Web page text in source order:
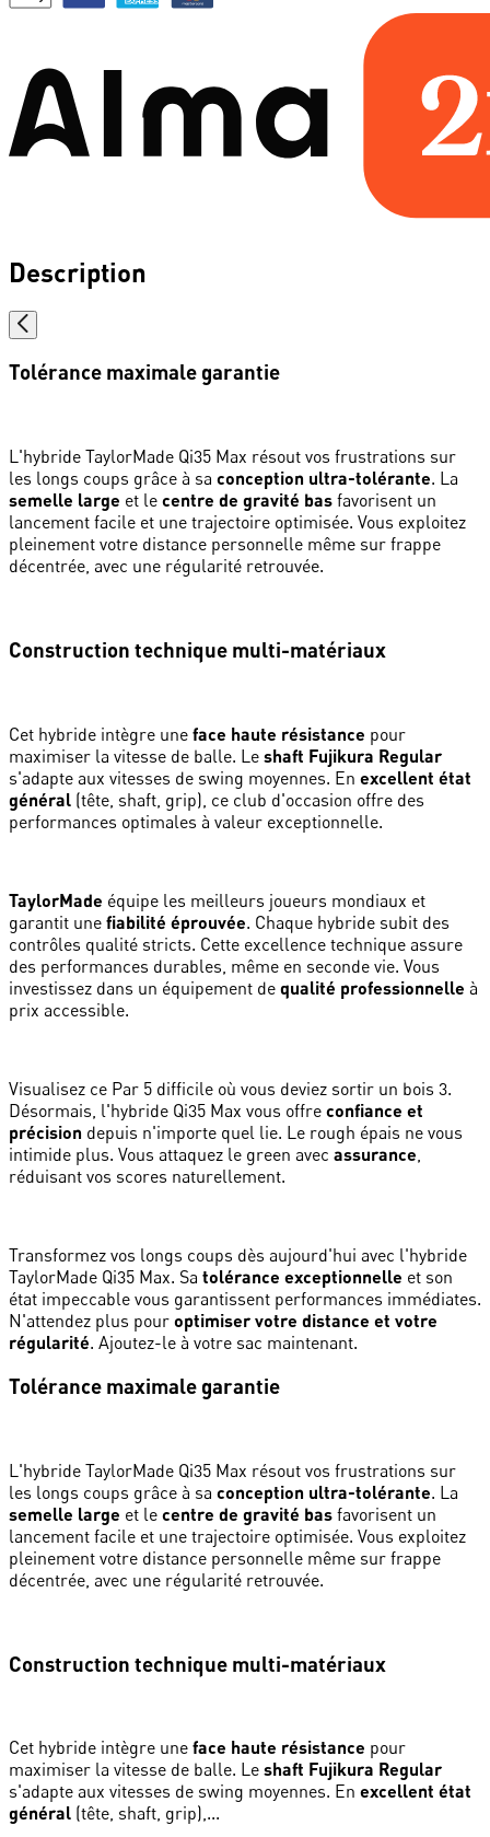
Description
Tolérance maximale garantie
L'hybride TaylorMade Qi35 Max résout vos frustrations sur
les longs coups grâce à sa conception ultra-tolérante. La
semelle large et le centre de gravité bas favorisent un
lancement facile et une trajectoire optimisée. Vous exploitez
pleinement votre distance personnelle même sur frappe
décentrée, avec une régularité retrouvée.
Construction technique multi-matériaux
Cet hybride intègre une face haute résistance pour
maximiser la vitesse de balle. Le shaft Fujikura Regular
s'adapte aux vitesses de swing moyennes. En excellent état
général (tête, shaft, grip), ce club d'occasion offre des
performances optimales à valeur exceptionnelle.
TaylorMade équipe les meilleurs joueurs mondiaux et
garantit une fiabilité éprouvée. Chaque hybride subit des
contrôles qualité stricts. Cette excellence technique assure
des performances durables, même en seconde vie. Vous
investissez dans un équipement de qualité professionnelle à
prix accessible.
Visualisez ce Par 5 difficile où vous deviez sortir un bois 3.
Désormais, l'hybride Qi35 Max vous offre confiance et
précision depuis n'importe quel lie. Le rough épais ne vous
intimide plus. Vous attaquez le green avec assurance
réduisant vos scores naturellement.
Transformez vos longs coups dès aujourd'hui avec l'hybride
TaylorMade Qi35 Max. Sa tolérance exceptionnelle et son
état impeccable vous garantissent performances immédiates.
N'attendez plus pour optimiser votre distance et votre
régularité. Ajoutez-le à votre sac maintenant.
Tolérance maximale garantie
L'hybride TaylorMade Qi35 Max résout vos frustrations sur
les longs coups grâce à sa conception ultra-tolérante. La
semelle large et le centre de gravité bas favorisent un
lancement facile et une trajectoire optimisée. Vous exploitez
pleinement votre distance personnelle même sur frappe
décentrée, avec une régularité retrouvée.
Construction technique multi-matériaux
Cet hybride intègre une face haute résistance pour
maximiser la vitesse de balle. Le shaft Fujikura Regular
s'adapte aux vitesses de swing moyennes. En excellent état
général (tête, shaft, grip),...